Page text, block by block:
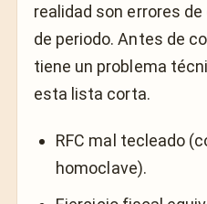
realidad son errores
de periodo. Antes de
tiene un problema
esta lista corta.
RFC mal tecleado
homoclave).